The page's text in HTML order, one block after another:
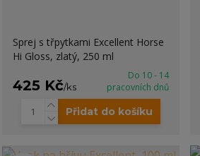
Sprej s třpytkami Excellent Horse
Hi Gloss, zlatý, 250 ml
425 Kč/ks
Do 10 - 14
pracovních dnů
Přidat do košíku